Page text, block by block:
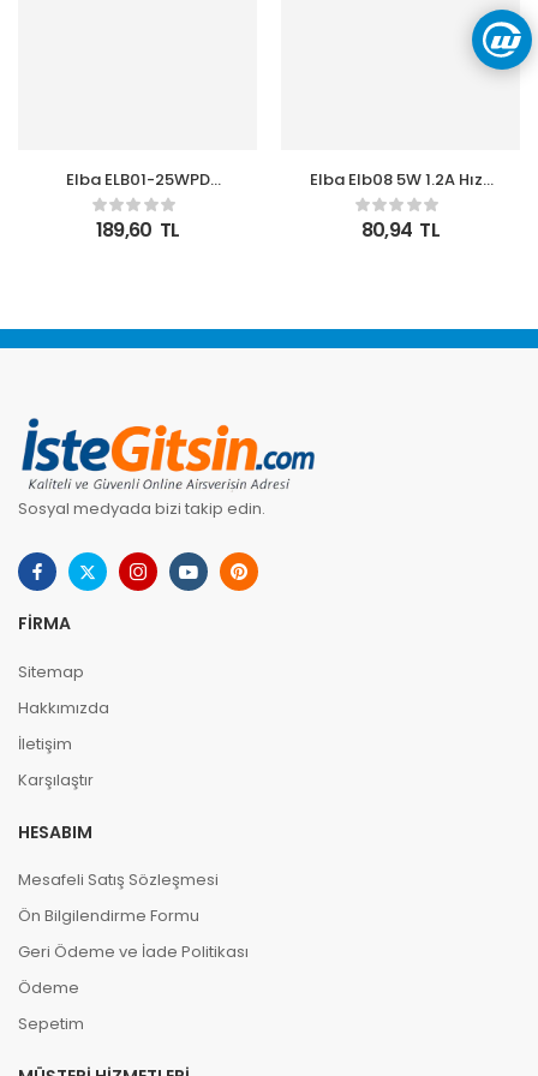
Elba ELB01-25WPD
Beyaz 25W Şarj Kafa
Type USB-C PD3.0-
QC4.0(Akım Koruma-
189,60 TL
Elba Elb08 5W 1.2A Hızlı
Şarj Akıllı Koruma Usb
EV Şarj Kafa
80,94 TL
Sosyal medyada bizi takip edin.
FIRMA
Sitemap
Hakkımızda
İletişim
Karşılaştır
HESABIM
Mesafeli Satış Sözleşmesi
Ön Bilgilendirme Formu
Geri Ödeme ve İade Politikası
Ödeme
Sepetim